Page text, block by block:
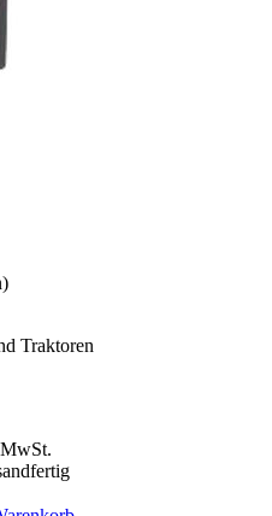
Traktoren